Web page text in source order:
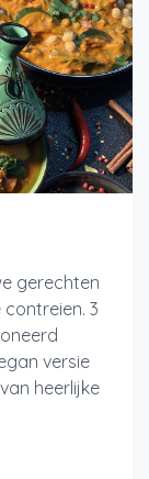
gerechten
3
versie
heerlijke